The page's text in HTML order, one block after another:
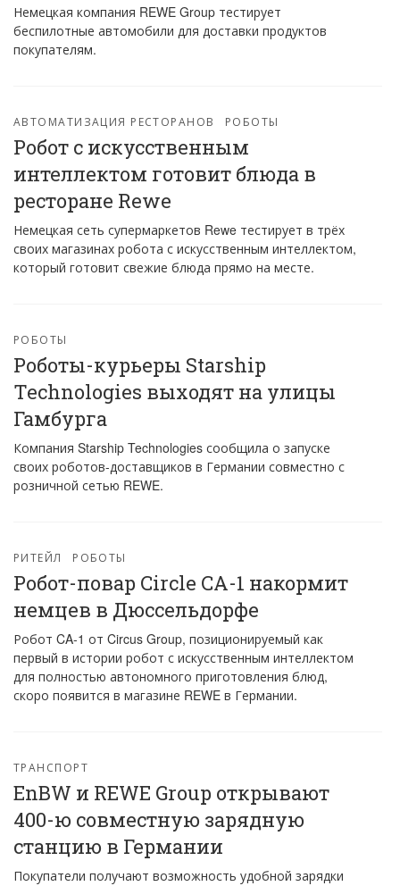
Немецкая компания REWE Group тестирует
беспилотные автомобили для доставки продуктов
покупателям.
АВТОМАТИЗАЦИЯ РЕСТОРАНОВ РОБОТЫ
Робот с искусственным
интеллектом готовит блюда в
ресторане Rewe
Немецкая сеть супермаркетов Rewe тестирует в трёх
своих магазинах робота с искусственным интеллектом,
который готовит свежие блюда прямо на месте.
РОБОТЫ
Роботы-курьеры Starship
Technologies выходят на улицы
Гамбурга
Компания Starship Technologies сообщила о запуске
своих роботов-доставщиков в Германии совместно с
розничной сетью REWE.
РИТЕЙЛ РОБОТЫ
Робот-повар Circle CA-1 накормит
немцев в Дюссельдорфе
Робот CA-1 от Circus Group, позиционируемый как
первый в истории робот с искусственным интеллектом
для полностью автономного приготовления блюд,
скоро появится в магазине REWE в Германии.
ТРАНСПОРТ
EnBW и REWE Group открывают
400-ю совместную зарядную
станцию ​​в Германии
Покупатели получают возможность удобной зарядки